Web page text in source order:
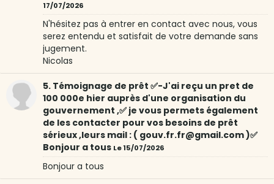
17/07/2026
N'hésitez pas à entrer en contact avec nous, vous
serez entendu et satisfait de votre demande sans
jugement.
Nicolas
5. Témoignage de prêt ✅-J'ai reçu un pret de
100 000e hier auprès d'une organisation du
gouvernement ,✅ je vous permets également
de les contacter pour vos besoins de prêt
sérieux ,leurs mail : ( gouv.fr.fr@gmail.com )✅
Bonjour a tous Le 15/07/2026
Bonjour a tous